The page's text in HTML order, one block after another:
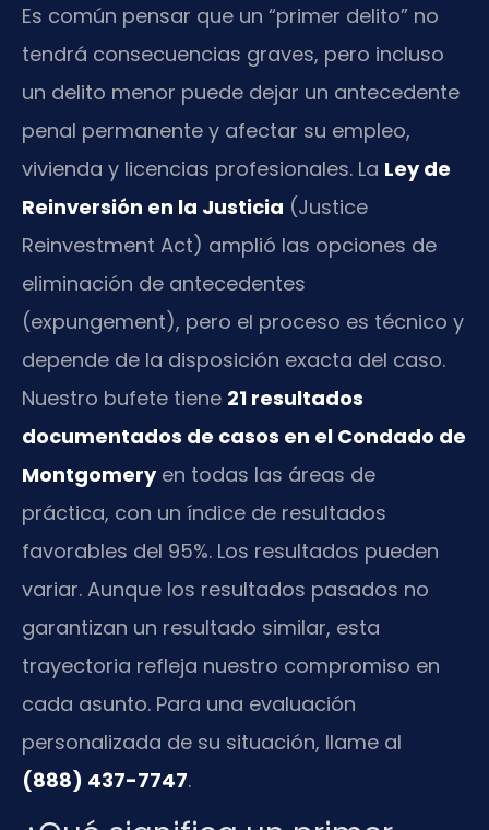
Es común pensar que un “primer delito” no
tendrá consecuencias graves, pero incluso
un delito menor puede dejar un antecedente
penal permanente y afectar su empleo,
vivienda y licencias profesionales. La Ley de
Reinversión en la Justicia (Justice
Reinvestment Act) amplió las opciones de
eliminación de antecedentes
(expungement), pero el proceso es técnico y
depende de la disposición exacta del caso.
Nuestro bufete tiene 21 resultados
documentados de casos en el Condado de
Montgomeryen todas las áreas de
práctica, con un índice de resultados
favorables del 95%. Los resultados pueden
variar. Aunque los resultados pasados no
garantizan un resultado similar, esta
trayectoria refleja nuestro compromiso en
cada asunto. Para una evaluación
personalizada de su situación, llame al
(888) 437-7747.